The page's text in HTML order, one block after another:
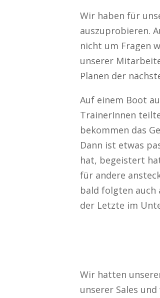
Wir haben für
auszuprobieren.
nicht um Fragen
unserer
Planen der
Auf einem Boot
TrainerInnen
bekommen das
Dann ist etwas
hat, begeistert
für andere
bald folgten auch
der Letzte im
Wir hatten
unserer Sales